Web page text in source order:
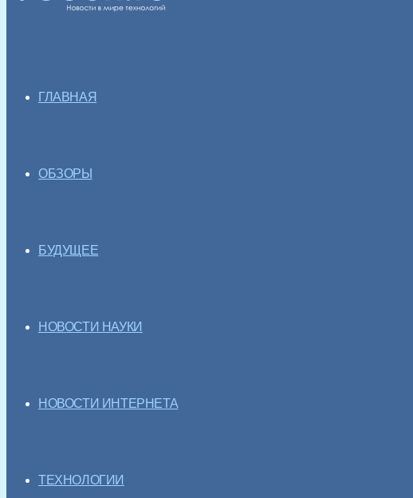
ГЛАВНАЯ
ОБЗОРЫ
БУДУЩЕЕ
НОВОСТИ НАУКИ
НОВОСТИ ИНТЕРНЕТА
ТЕХНОЛОГИИ